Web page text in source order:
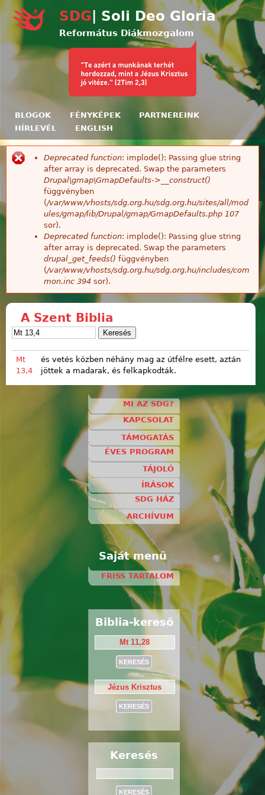
SDG | Soli Deo Gloria
Református Diákmozgalom
BLOGOK FÉNYKÉPEK
PARTNEREINK
HÍRLEVÉL
ENGLISH
Hibaüzenet
Deprecated function: implode(): Passing glue string
after array is deprecated. Swap the parameters
Drupal\gmap\GmapDefaults->__construct()
függvényben
(/var/www/vhosts/sdg.org.hu/sdg.org.hu/sites/all/mod
ules/gmap/lib/Drupal/gmap/GmapDefaults.php 107
sor).
Deprecated function: implode(): Passing glue string
after array is deprecated. Swap the parameters
drupal_get_feeds() függvényben
(/var/www/vhosts/sdg.org.hu/sdg.org.hu/includes/com
mon.inc 394 sor).
A Szent Biblia
Mt
13,4
és vetés közben néhány mag az útfélre esett, aztán
jöttek a madarak, és felkapkodták.
MI AZ SDG?
KAPCSOLAT
TÁMOGATÁS
ÉVES PROGRAM
TÁJOLÓ
ÍRÁSOK
SDG HÁZ
ARCHÍVUM
Saját menü
FRISS TARTALOM
Biblia-kereső
Keresés